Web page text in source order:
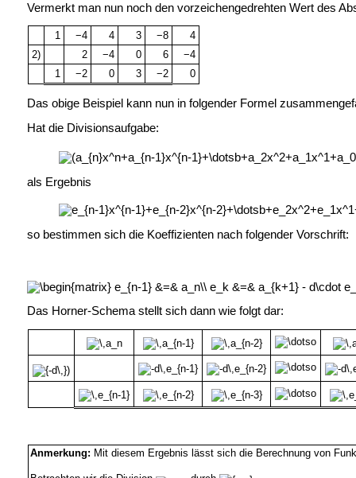
Vermerkt man nun noch den vorzeichengedrehten Wert des
1 −4 4 3 −8
4
2)
2 −4 0 6
−4
1
−2 0 3 −2 0
Das obige Beispiel kann nun in folgender Formel
Hat die Divisionsaufgabe:
als Ergebnis
so bestimmen sich die Koeffizienten nach folgender Vorschrift:
Das Horner-Schema stellt sich dann wie folgt dar:
Anmerkung: Mit diesem Ergebnis lässt sich die Berechnung von